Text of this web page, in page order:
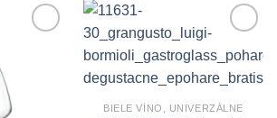
Wishlist
BIELE VÍNO, UNIVERZÁLNE